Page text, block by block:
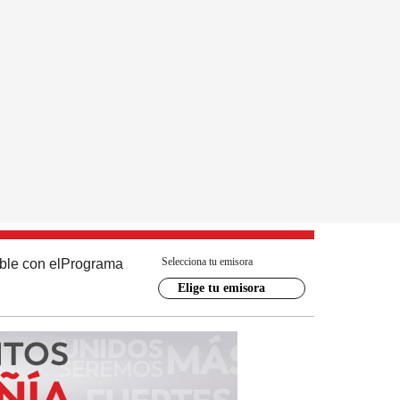
con el Programa Selecciona tu emisora
Elige tu emisora